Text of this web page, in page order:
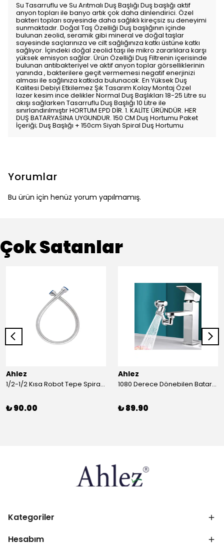
Su Tasarruflu ve Su Arıtmalı Duş Başlığı Duş başlığı aktif
anyon topları ile banyo artık çok daha dinlendirici. Özel
bakteri topları sayesinde daha sağlıklı kireçsiz su deneyimi
sunmaktadır. Doğal Taş Özelliği Duş başlığının içinde
bulunan zeolid, seramik gibi mineral ve doğal taşlar
sayesinde saçlarınıza ve cilt sağlığınıza katkı üstüne katkı
sağlıyor. İçindeki doğal zeolid taşı ile mikro zararlılara karşı
yüksek emisyon sağlar. Ürün Özelliği Duş Filtrenin içerisinde
bulunan antibakteriyel ve aktif anyon toplar görselliklerinin
yanında , bakterilere geçit vermemesi negatif enerjinizi
alması ile sağlınıza katkıda bulunacak. En Yüksek Duş
Kalitesi Debiyi Etkilemez Şık Tasarım Kolay Montaj Özel
lazer kesim ince delikler Normal Duş Başlıkları 18-25 Litre su
akışı sağlarken Tasarruflu Duş Başlığı 10 Litre ile
sınırlandırılmıştır HORTUM EPD DİR. 1. KALİTE ÜRÜNDÜR. HER
DUŞ BATARYASINA UYGUNDUR. 150 CM Duş Hortumu Paket
İçeriği; Duş Başlığı + 150cm Siyah Spiral Duş Hortumu
Yorumlar
Bu ürün için henüz yorum yapılmamış.
Çok Satanlar
Ahlez
1/2-1/2 Kısa Robot Tepe Spiral Duş Hortumu 60cm
₺ 90.00
Ahlez
1080 Derece Dönebilen Batarya Musluk Başlığı Krom Batarya 2 Fonksiyonlu Musluk Başlığı
₺ 89.90
Kategoriler
Hesabım